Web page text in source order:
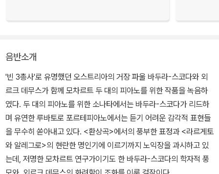
음반소개
'빈 3총사'로 유명했던 오스트리아의 거장 파울 바두라-스코다와 외
르크 데무스가 함께 모차르트 두 대의 피아노를 위한 작품을 녹음하
였다. 두 대의 피아노를 위한 소나타에서는 바두라-스코다가 리드하
며 유연한 루바토로 포르테피아노에서는 듣기 어려운 감각적 표현들
을 무수히 쏟아내고 있다. <환상곡>에서의 풍부한 표정과 <라르게토
와 알레그로>의 현란한 명인기에 이르기까지 노익장을 과시하고 있
는데, 저명한 모차르트 연구가이기도 한 바두라-스코다의 학자적 풍